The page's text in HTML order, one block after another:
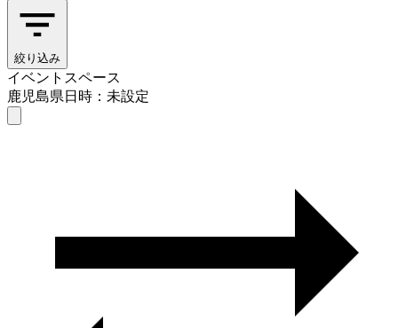
絞り込み
イベントスペース
鹿児島県日時：未設定